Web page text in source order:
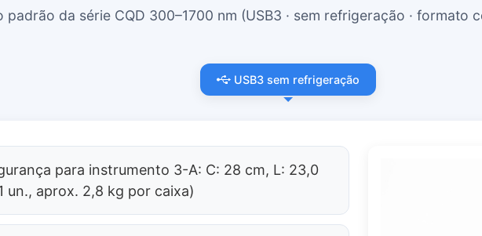
padrão da série CQD 300–1700 nm (USB3 · sem refrigeração ·
USB3 sem refrigeração
para instrumento 3-A: C: 28 cm, L: 23,0
un., aprox. 2,8 kg por caixa)